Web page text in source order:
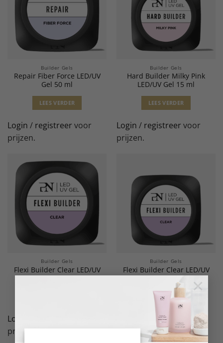
×
Builder Gels
Repair Fiber Force LED/UV
Gel 50 ml
LEES VERDER
Login / registreer voor
prijzen.
Builder Gels
Hard Builder Milky Pink
LED/UV Gel 15 ml
LEES VERDER
Login / registreer voor
prijzen.
Builder Gels
Flexi Builder Clear LED/UV
Gel 50 ml
Login
prijzen.
Builder Gels
Flexi Builder Clear LED/UV
Gel 15 ml
LEES VERDER
registreer
voor
prijzen.